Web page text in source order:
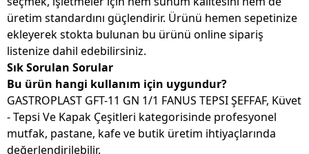
üretim standardını güçlendirir. Ürünü hemen sepetinize
ekleyerek stokta bulunan bu ürünü online sipariş
listenize dahil edebilirsiniz.
Sık Sorulan Sorular
Bu ürün hangi kullanım için uygundur?
GASTROPLAST GFT-11 GN 1/1 FANUS TEPSI ŞEFFAF, Küvet
- Tepsi Ve Kapak Çeşitleri kategorisinde profesyonel
mutfak, pastane, kafe ve butik üretim ihtiyaçlarında
değerlendirilebilir.